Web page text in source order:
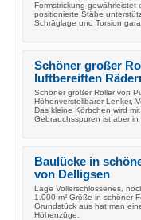
Formstrickung gewährleistet
positionierte Stäbe
Schräglage und Torsion
Schöner großer
luftbereiften
Schöner großer Roller von
Höhenverstellbarer Lenker,
Das kleine Körbchen wird
Gebrauchsspuren ist aber
Baulücke in
von Delligsen
Lage Vollerschlossenes,
1.000 m² Größe in schöner
Grundstück aus hat man
Höhenzüge.